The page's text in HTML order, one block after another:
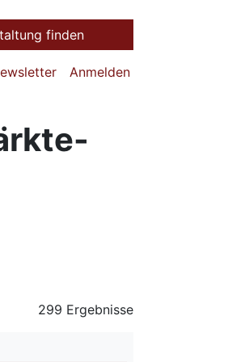
finden
Anmelden
299 Ergebnisse